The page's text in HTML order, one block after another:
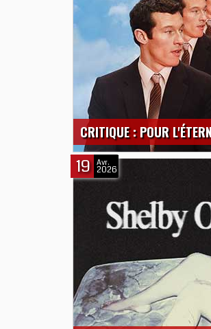
CRITIQUE : POUR
19 Avr.
2026